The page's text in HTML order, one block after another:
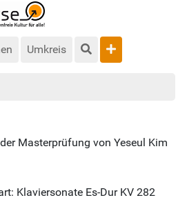
Umkreis
Masterprüfung von Yeseul Kim
Klaviersonate Es-Dur KV 282